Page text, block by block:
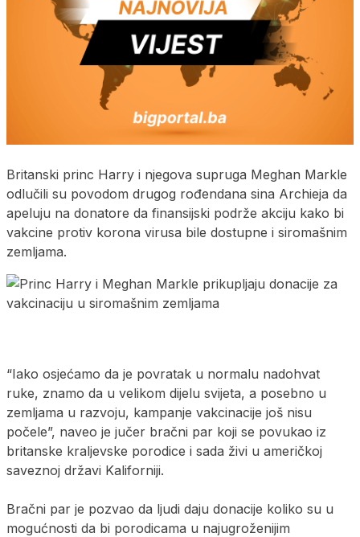
Britanski princ Harry i njegova supruga Meghan Markle
odlučili su povodom drugog rođendana sina Archieja da
apeluju na donatore da finansijski podrže akciju kako bi
vakcine protiv korona virusa bile dostupne i siromašnim
zemljama.
“Iako osjećamo da je povratak u normalu nadohvat
ruke, znamo da u velikom dijelu svijeta, a posebno u
zemljama u razvoju, kampanje vakcinacije još nisu
počele”, naveo je jučer bračni par koji se povukao iz
britanske kraljevske porodice i sada živi u američkoj
saveznoj državi Kaliforniji.
Bračni par je pozvao da ljudi daju donacije koliko su u
mogućnosti da bi porodicama u najugroženijim